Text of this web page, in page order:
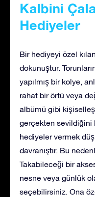
Kalbini
Hediyeler
Bir hediyeyi özel
dokunuştur.
yapılmış bir kolye,
rahat bir örtü veya
albümü gibi
gerçekten sevildiğini
hediyeler vermek
davranıştır. Bu
Takabileceği bir
nesne veya günlük
seçebilirsiniz. Ona